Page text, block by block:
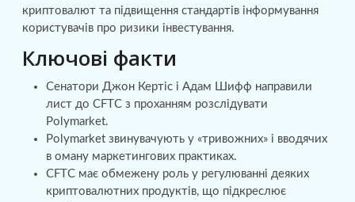
криптовалют та підвищення стандартів інформування
користувачів про ризики інвестування.
Ключові факти
Сенатори Джон Кертіс і Адам Шифф направили
лист до CFTC з проханням розслідувати
Polymarket.
Polymarket звинувачують у «тривожних» і вводячих
в оману маркетингових практиках.
CFTC має обмежену роль у регулюванні деяких
криптовалютних продуктів, що підкреслює